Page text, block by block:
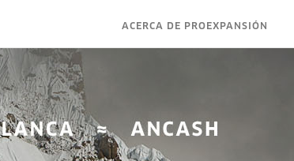
ACERCA DE PROEXPANSIÓN